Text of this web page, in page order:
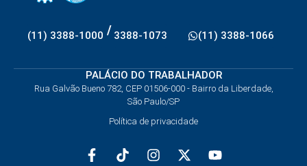
(11) 3388-1000 / 3388-1073 (11) 3388-1066
PALÁCIO DO TRABALHADOR
Rua Galvão Bueno 782, CEP 01506-000 - Bairro da Liberdade,
São Paulo/SP
Política de privacidade